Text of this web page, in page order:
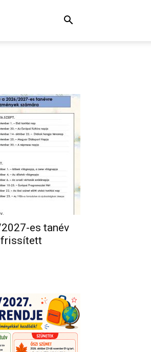
es tanév
frissített